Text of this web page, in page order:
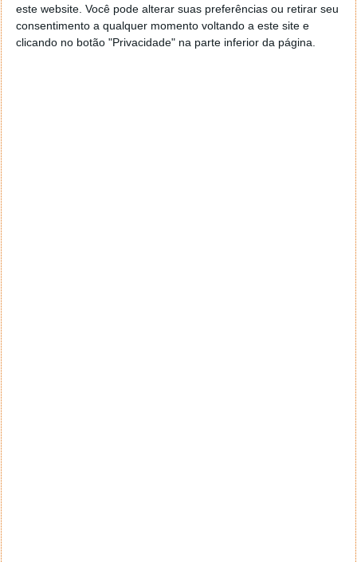
este website. Você pode alterar suas preferências ou retirar seu
consentimento a qualquer momento voltando a este site e
clicando no botão "Privacidade" na parte inferior da página.
Note-se que este programa poderá não funcionar
correctamente com ostouchpads devido à forma